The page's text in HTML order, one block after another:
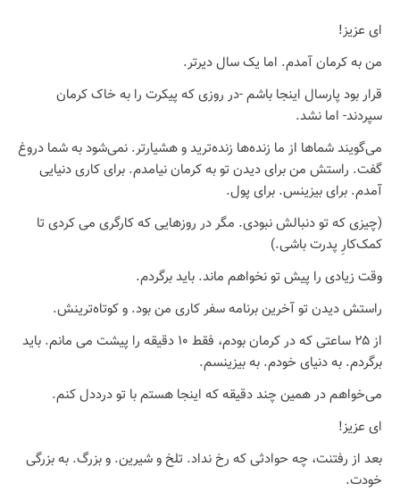
ای عزیز!
من به کرمان آمدم. اما یک سال دیرتر.
قرار بود پارسال اینجا باشم -در روزی که پیکرت را به خاک کرمان
سپردند- اما نشد.
می‌گویند شماها از ما زنده‌ها زنده‌ترید و هشیارتر. نمی‌شود به شما دروغ
گفت. راستش من برای دیدن تو به کرمان نیامدم. برای کاری دنیایی
آمدم. برای بیزینس. برای پول.
(چیزی که تو دنبالش نبودی. مگر در روزهایی که کارگری می کردی تا
کمک‌کارِ پدرت باشی.)
وقت زیادی را پیش تو نخواهم ماند. باید برگردم.
راستش دیدن تو آخرین برنامه سفر کاری من بود. و کوتاه‌ترینش.
از ۲۵ ساعتی که در کرمان بودم، فقط ۱۰ دقیقه را پیشت می مانم. باید
برگردم. به دنیای خودم. به بیزینسم.
می‌خواهم در همین چند دقیقه که اینجا هستم با تو درددل کنم.
ای عزیز!
بعد از رفتنت، چه حوادثی که رخ نداد. تلخ و شیرین. و بزرگ. به بزرگی
خودت.